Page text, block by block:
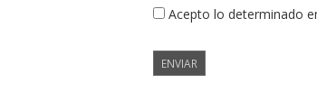
Acepto lo determinado
ENVIAR